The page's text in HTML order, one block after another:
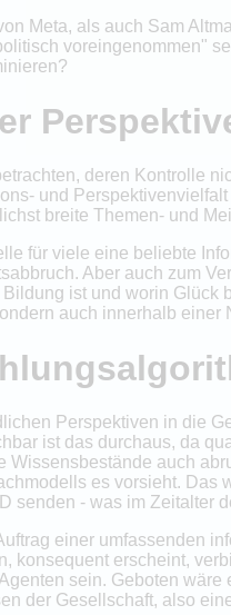
Meta, als auch Sam
voreingenommen"
deren Kontrolle
und
breite Themen- und
für viele eine beliebte
Aber auch zum
ist und worin
auch innerhalb einer
Perspektiven in die
ist das durchaus, da
Wissensbestände auch
es vorsieht.
senden - was im
einer umfassenden
konsequent erscheint,
sein. Geboten
der Gesellschaft, also